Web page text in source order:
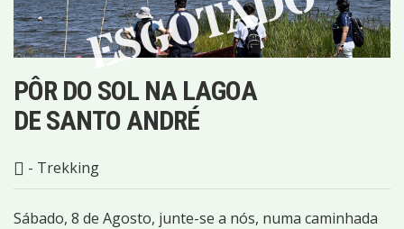
PÔR DO SOL NA LAGOA
DE SANTO ANDRÉ
ESGOTADO
- Trekking
Sábado, 8 de Agosto, junte-se a nós, numa caminhada